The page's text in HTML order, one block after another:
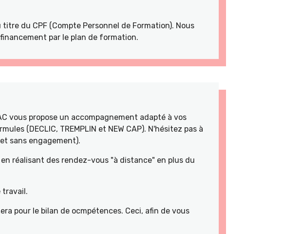
du CPF (Compte Personnel de Formation). Nous
par le plan de formation.
vous propose un accompagnement adapté à vos
(DECLIC, TREMPLIN et NEW CAP). N'hésitez pas à
sans engagement).
réalisant des rendez-vous "à distance" en plus du
travail.
pour le bilan de ocmpétences. Ceci, afin de vous